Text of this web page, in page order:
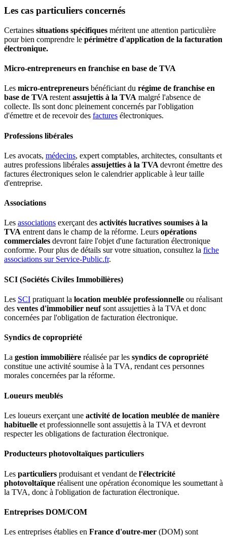
Les cas particuliers concernés
Certaines situations spécifiques méritent une attention particulière
pour bien comprendre le périmètre d'application de la facturation
électronique.
Micro-entrepreneurs en franchise en base de TVA
Les micro-entrepreneurs bénéficiant du régime de franchise en
base de TVA restent assujettis à la TVA malgré l'absence de
collecte. Ils sont donc pleinement concernés par l'obligation
d'émettre et de recevoir des factures électroniques.
Professions libérales
Les avocats, médecins, expert comptables, architectes, consultants et
autres professions libérales assujetties à la TVA devront émettre des
factures électroniques selon le calendrier applicable à leur taille
d'entreprise.
Associations
Les associations exerçant des activités lucratives soumises à la
TVA entrent dans le champ de la réforme. Leurs opérations
commerciales devront faire l'objet d'une facturation électronique
conforme. Pour plus de détails sur votre situation, consultez la fiche
associations sur Service-Public.fr.
SCI (Sociétés Civiles Immobilières)
Les SCI pratiquant la location meublée professionnelle ou réalisant
des ventes d'immobilier neufsont assujetties à la TVA et donc
concernées par l'obligation de facturation électronique.
Syndics de copropriété
La gestion immobilière réalisée par les syndics de copropriété
constitue une activité soumise à la TVA, rendant ces personnes
morales concernées par la réforme.
Loueurs meublés
Les loueurs exerçant une activité de location meublée de manière
habituelle et professionnelle sont assujettis à la TVA et devront
respecter les obligations de facturation électronique.
Producteurs photovoltaïques particuliers
Les particuliers produisant et vendant de l'électricité
photovoltaïque réalisent une opération économique les soumettant à
la TVA, donc à l'obligation de facturation électronique.
Entreprises DOM/COM
Les entreprises établies en France d'outre-mer (DOM) sont